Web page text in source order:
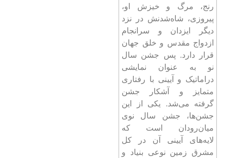
رنج، مرگ و خیزش او،
پیروزی، شاه‌شدنش در نزد
دیگر ایزدان و سرانجام
ازدواج مقدس و خلق جهان
قرار دارد. پس جشن سال
نو به عنوان نمایشی
دراماتیک و آیینی با رفتاری
متمایز و آشکار جشن
گرفته می‌شد. یکی از این
جشن‌ها، جشن سال نوی
میان‌رودان است که
لایه‌های آیینی آن در کل
مشرق زمین نوعی بنیاد و